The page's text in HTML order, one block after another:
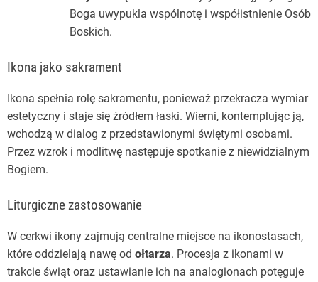
Boga uwypukla wspólnotę i współistnienie Osób
Boskich.
Ikona jako sakrament
Ikona spełnia rolę sakramentu, ponieważ przekracza wymiar
estetyczny i staje się źródłem łaski. Wierni, kontemplując ją,
wchodzą w dialog z przedstawionymi świętymi osobami.
Przez wzrok i modlitwę następuje spotkanie z niewidzialnym
Bogiem.
Liturgiczne zastosowanie
W cerkwi ikony zajmują centralne miejsce na ikonostasach,
które oddzielają nawę od ołtarza. Procesja z ikonami w
trakcie świąt oraz ustawianie ich na analogionach potęguje